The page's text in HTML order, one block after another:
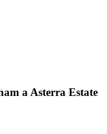
a Asterra Estate